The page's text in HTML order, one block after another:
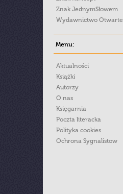
Znak JednymSłowem
Wydawnictwo Otwarte
Menu:
Aktualności
Książki
Autorzy
O nas
Księgarnia
Poczta literacka
Polityka cookies
Ochrona Sygnalistow